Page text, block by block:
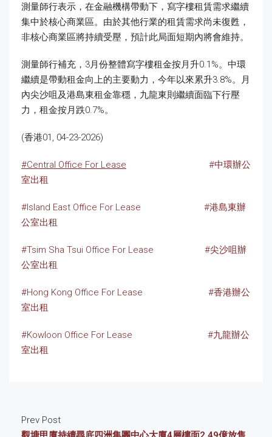
測量師行表示，在金融機構帶動下，寫字樓租賃需求繼續
集中於核心商業區。由於其他行業的租賃需求尚未復甦，
非核心商業區將持續受壓，預計此局面短期內將會維持。
測量師行補充，3月份整體寫字樓租金按月升0.1%。中環
繼續是帶動租金向上的主要動力，今年以來累升3.8%。月
內尖沙咀及港島東租金靠穩，九龍東則繼續面臨下行壓
力，租金按月跌0.7%。
(香港01, 04-23-2026)
#Central Office For Lease
#中環辦公
室出租
#Island East Office For Lease
#港島東辦
公室出租
#Tsim Sha Tsui Office For Lease
#尖沙咀辦
公室出租
#Hong Kong Office For Lease
#香港辦公
室出租
#Kowloon Office For Lease
#九龍辦公
室出租
Prev Post